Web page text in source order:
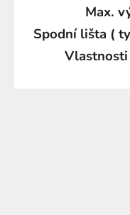
Max.
Spodní lišta (